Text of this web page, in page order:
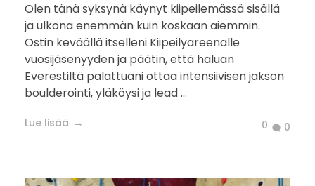
Olen tänä syksynä käynyt kiipeilemässä sisällä
ja ulkona enemmän kuin koskaan aiemmin.
Ostin keväällä itselleni Kiipeilyareenalle
vuosijäsenyyden ja päätin, että haluan
Everestiltä palattuani ottaa intensiivisen jakson
boulderointi, yläköysi ja lead ...
Lue lisää 0 0